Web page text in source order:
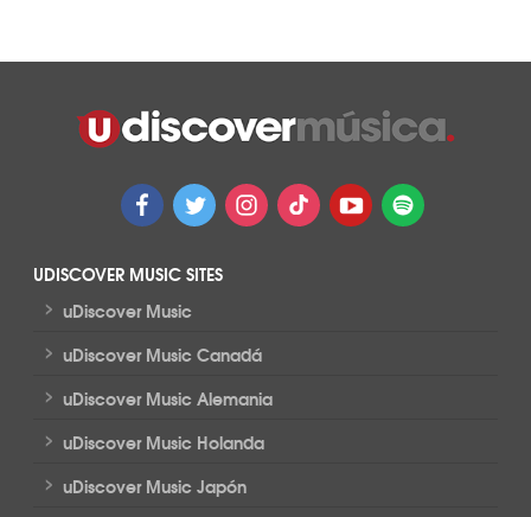
UDISCOVER MUSIC SITES
> uDiscover Music
> uDiscover Music Canadá
> uDiscover Music Alemania
> uDiscover Music Holanda
> uDiscover Music Japón